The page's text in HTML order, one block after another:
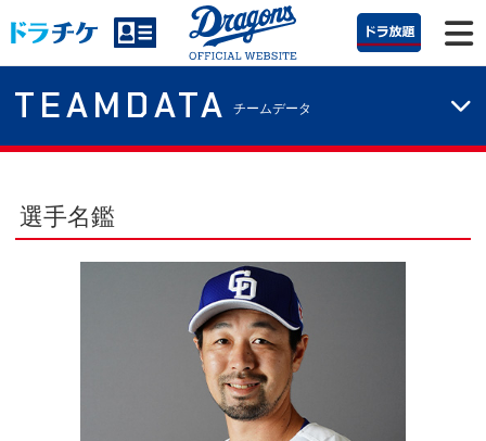
TEAMDATA チームデータ
選手名鑑